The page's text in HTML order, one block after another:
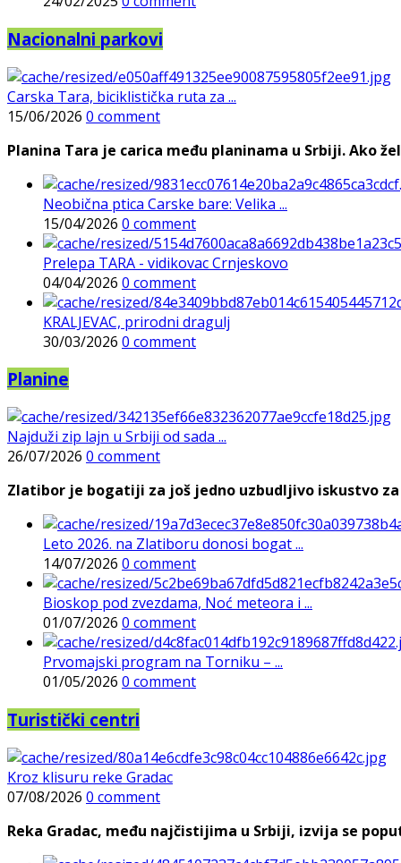
Nacionalni parkovi
Carska Tara, biciklistička ruta za ...
15/06/2026 0 comment
Planina Tara je carica među planinama u Srbiji. Ako
Neobična ptica Carske bare: Velika ...
15/04/2026 0 comment
Prelepa TARA - vidikovac Crnjeskovo
04/04/2026 0 comment
KRALJEVAC, prirodni dragulj
30/03/2026 0 comment
Planine
Najduži zip lajn u Srbiji od sada ...
26/07/2026 0 comment
Zlatibor je bogatiji za još jedno uzbudljivo iskustvo
Leto 2026. na Zlatiboru donosi bogat ...
14/07/2026 0 comment
Bioskop pod zvezdama, Noć meteora i ...
01/07/2026 0 comment
Prvomajski program na Torniku – ...
01/05/2026 0 comment
Turistički centri
Kroz klisuru reke Gradac
07/08/2026 0 comment
Reka Gradac, među najčistijima u Srbiji, izvija se